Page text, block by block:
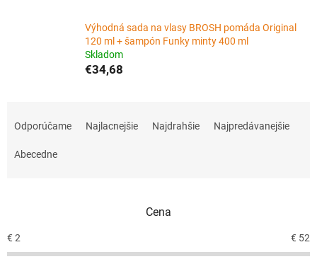
Výhodná sada na vlasy BROSH pomáda Original
120 ml + šampón Funky minty 400 ml
Skladom
€34,68
r
o
Odporúčame Najlacnejšie Najdrahšie Najpredávanejšie
Abecedne
Cena
€ 2 € 52